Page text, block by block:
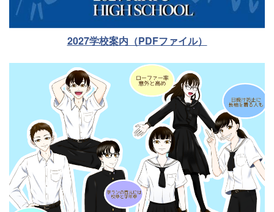
2027学校案内（PDFファイル）